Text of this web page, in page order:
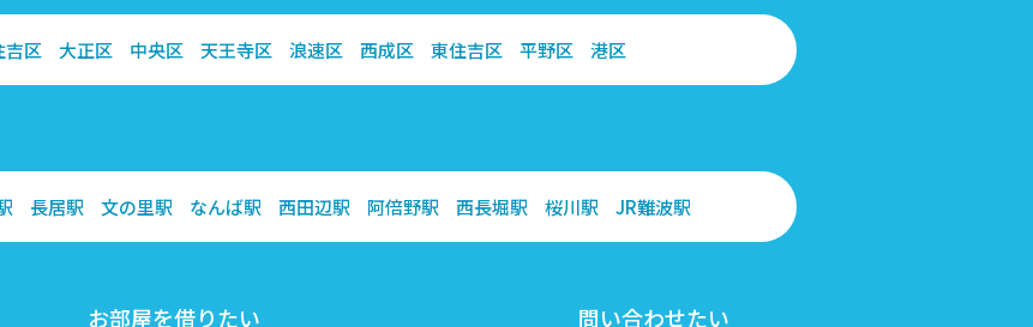
吉区 大正区 中央区 天王寺区 浪速区 西成区 東住吉区 平野区 港区
長居駅 文の里駅 なんば駅 西田辺駅 阿倍野駅 西長堀駅 桜川駅 JR難波駅
お部屋を借りたい 問い合わせたい